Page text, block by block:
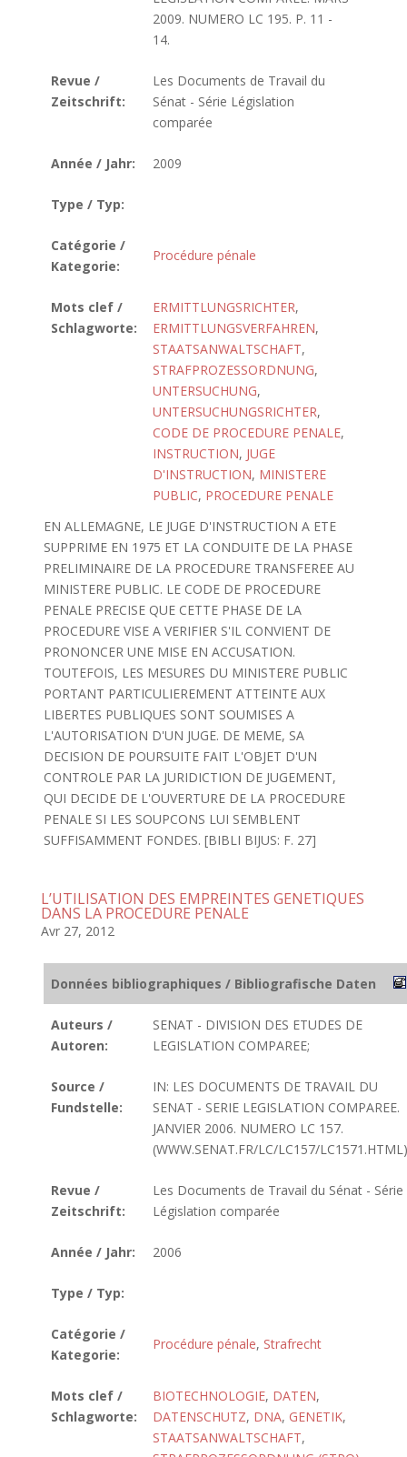
2009. NUMERO LC 195. P. 11 -
14.
Revue /
Zeitschrift:
Les Documents de Travail du
Sénat - Série Législation
comparée
Année / Jahr: 2009
Type / Typ:
Catégorie /
Kategorie:
Procédure pénale
Mots clef /
Schlagworte:
ERMITTLUNGSRICHTER,
ERMITTLUNGSVERFAHREN,
STAATSANWALTSCHAFT,
STRAFPROZESSORDNUNG,
UNTERSUCHUNG,
UNTERSUCHUNGSRICHTER,
CODE DE PROCEDURE PENALE,
INSTRUCTION, JUGE
D'INSTRUCTION, MINISTERE
PUBLIC, PROCEDURE PENALE
EN ALLEMAGNE, LE JUGE D'INSTRUCTION A ETE
SUPPRIME EN 1975 ET LA CONDUITE DE LA PHASE
PRELIMINAIRE DE LA PROCEDURE TRANSFEREE AU
MINISTERE PUBLIC. LE CODE DE PROCEDURE
PENALE PRECISE QUE CETTE PHASE DE LA
PROCEDURE VISE A VERIFIER S'IL CONVIENT DE
PRONONCER UNE MISE EN ACCUSATION.
TOUTEFOIS, LES MESURES DU MINISTERE PUBLIC
PORTANT PARTICULIEREMENT ATTEINTE AUX
LIBERTES PUBLIQUES SONT SOUMISES A
L'AUTORISATION D'UN JUGE. DE MEME, SA
DECISION DE POURSUITE FAIT L'OBJET D'UN
CONTROLE PAR LA JURIDICTION DE JUGEMENT,
QUI DECIDE DE L'OUVERTURE DE LA PROCEDURE
PENALE SI LES SOUPCONS LUI SEMBLENT
SUFFISAMMENT FONDES. [BIBLI BIJUS: F. 27]
L’UTILISATION DES EMPREINTES GENETIQUES
DANS LA PROCEDURE PENALE
Avr 27, 2012
Données bibliographiques / Bibliografische Daten
Auteurs /
Autoren:
SENAT - DIVISION DES ETUDES DE
LEGISLATION COMPAREE;
Source /
Fundstelle:
IN: LES DOCUMENTS DE TRAVAIL DU
SENAT - SERIE LEGISLATION COMPAREE.
JANVIER 2006. NUMERO LC 157.
(WWW.SENAT.FR/LC/LC157/LC1571.HTML)
Revue /
Zeitschrift:
Les Documents de Travail du Sénat - Série
Législation comparée
Année / Jahr: 2006
Type / Typ:
Catégorie /
Kategorie:
Procédure pénale, Strafrecht
Mots clef /
Schlagworte:
BIOTECHNOLOGIE, DATEN,
DATENSCHUTZ, DNA, GENETIK,
STAATSANWALTSCHAFT,